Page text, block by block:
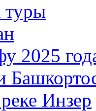
туры
2025
Инзер